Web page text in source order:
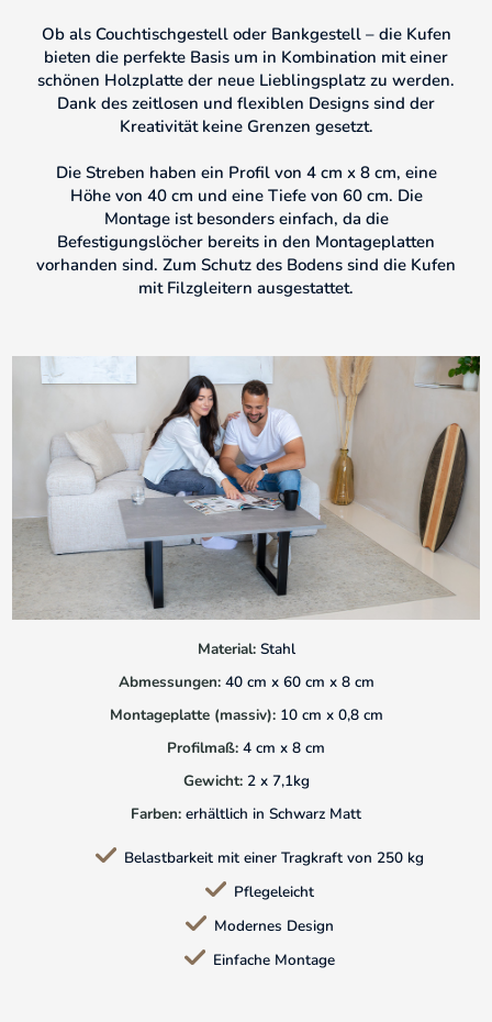
Ob als Couchtischgestell oder Bankgestell – die Kufen
bieten die perfekte Basis um in Kombination mit einer
schönen Holzplatte der neue Lieblingsplatz zu werden.
Dank des zeitlosen und flexiblen Designs sind der
Kreativität keine Grenzen gesetzt.
Die Streben haben ein Profil von 4 cm x 8 cm, eine
Höhe von 40 cm und eine Tiefe von 60 cm. Die
Montage ist besonders einfach, da die
Befestigungslöcher bereits in den Montageplatten
vorhanden sind. Zum Schutz des Bodens sind die Kufen
mit Filzgleitern ausgestattet.
Belastbarkeit mit einer Tragkraft von 250 kg
Pflegeleicht
Modernes Design
Einfache Montage
Material:Stahl
Abmessungen:40 cm x 60 cm x 8 cm
Montageplatte (massiv):10 cm x 0,8 cm
Profilmaß: 4 cm x 8 cm
Gewicht:2 x 7,1kg
Farben: erhältlich in Schwarz Matt